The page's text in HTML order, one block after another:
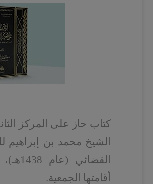
كتاب حاز على المركز
الشيخ محمد بن إبراهيم
أقامتها الجمعية.